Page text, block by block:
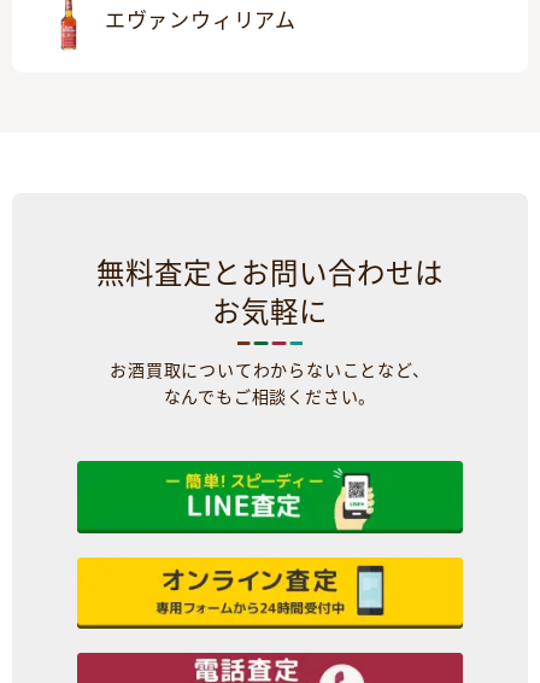
エヴァンウィリアム
無料査定とお問い合わせは
お気軽に
お酒買取についてわからないことなど、
なんでもご相談ください。